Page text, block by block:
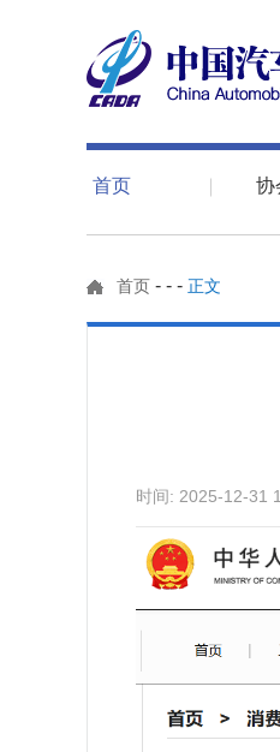
首页 协
首页 - - - 正文
时间: 2025-12-